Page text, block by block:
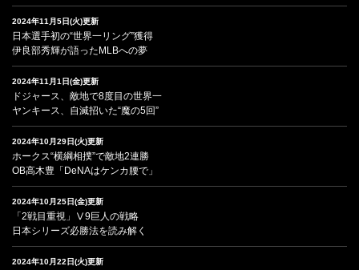
2024年11月5日(火)更新
日本選手初の“世界一リング”獲得
伊良部秀輝が語ったMLBへの夢
2024年11月1日(金)更新
ドジャース、敵地で8度目の世界一
ヤンキース、自滅招いた“魔の5回”
2024年10月29日(火)更新
ホークス“横綱相撲”で敵地2連勝
OB高木豊「DeNAはケンカ腰で」
2024年10月25日(金)更新
「2戦目重視」Ⅴ9巨人の戦略
日本シリーズ必勝法を読み解く
2024年10月22日(火)更新